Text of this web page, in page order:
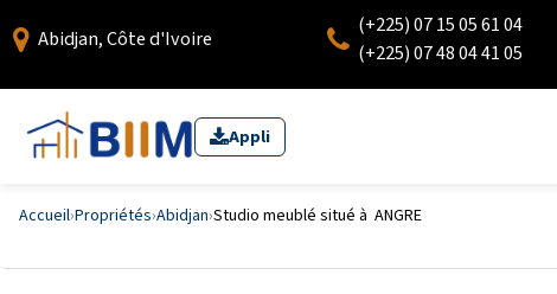
Abidjan, Côte d'Ivoire
(+225) 07 15 05 61 04
(+225) 07 48 04 41 05
Appli
Accueil›Propriétés›Abidjan›Studio meublé situé à ANGRE